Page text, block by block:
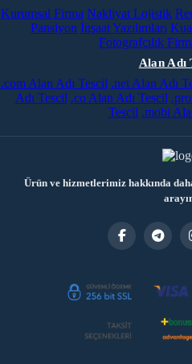
Kurumsal Firma Nakliyat Lojistik
Pansiyon İnşaat Yazılımları
Fotografçılık
Alan Adı
.com Alan Adı Tescil .net Alan Adı
Adı Tescil .co Alan Adı Tescil
Tescil .mobi
Ürün ve hizmetlerimiz hakkında